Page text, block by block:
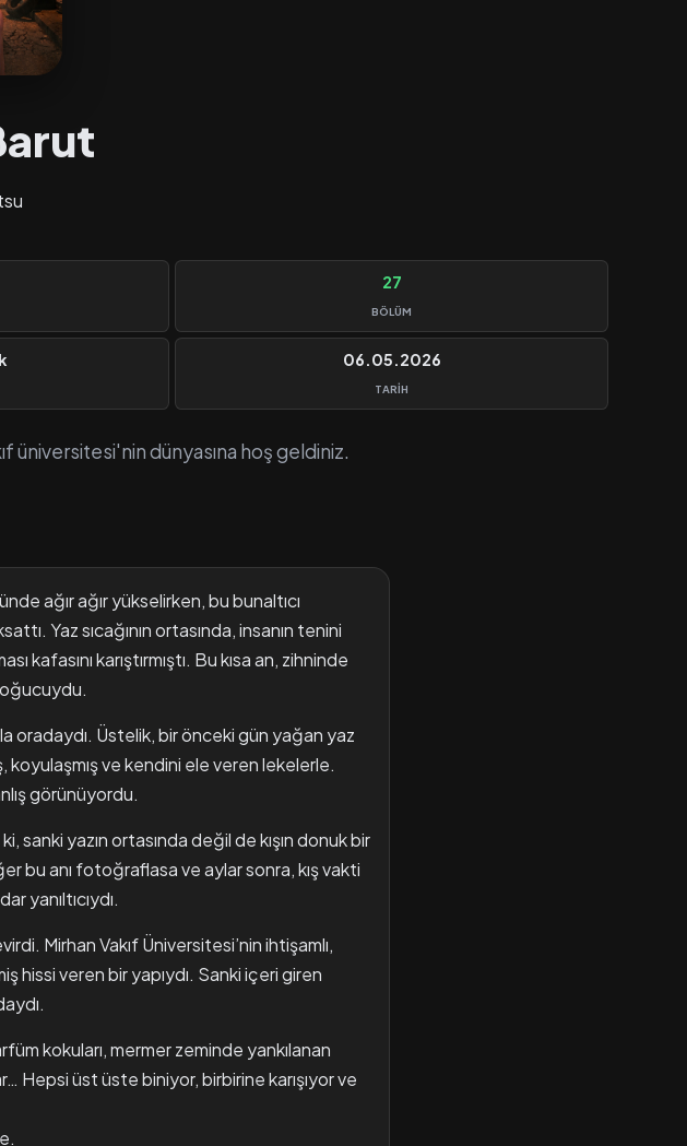
27
BÖLÜM
06.05.2026
TARIH
üniversitesi'nin dünyasına hoş geldiniz.
ağır ağır yükselirken, bu bunaltıcı
Yaz sıcağının ortasında, insanın tenini
kafasını karıştırmıştı. Bu kısa an, zihninde
oradaydı. Üstelik, bir önceki gün yağan yaz
koyulaşmış ve kendini ele veren lekelerle.
görünüyordu.
sanki yazın ortasında değil de kışın donuk bir
bu anı fotoğraflasa ve aylar sonra, kış vakti
yanıltıcıydı.
Mirhan Vakıf Üniversitesi’nin ihtişamlı,
veren bir yapıydı. Sanki içeri giren
kokuları, mermer zeminde yankılanan
Hepsi üst üste biniyor, birbirine karışıyor ve